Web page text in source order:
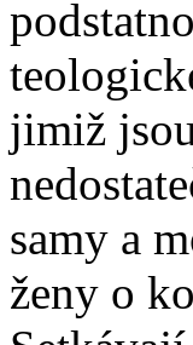
jimiž
samy a
ženy o